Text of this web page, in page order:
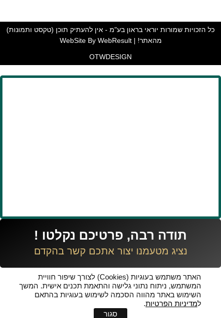
OTWDESIGN
כל הזכויות שמורות יוראי בראון בע"מ - אין להעתיק תוכן (טקסט ותמונות)
מהאתר! | WebSite By WebResult
תודה רבה, פרטיכם נקלטו !
נציג מטעמנו יצור אתכם קשר בהקדם
האתר משתמש בעוגיות (Cookies) לצורך שיפור חוויית
המשתמש, ניתוח נתוני גלישה והתאמת תכנים אישית. המשך
השימוש באתר מהווה הסכמה לשימוש בעוגיות בהתאם
למדיניות הפרטיות.
סגור